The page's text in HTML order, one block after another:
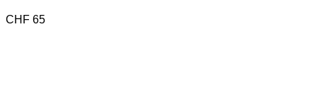
CHF 65